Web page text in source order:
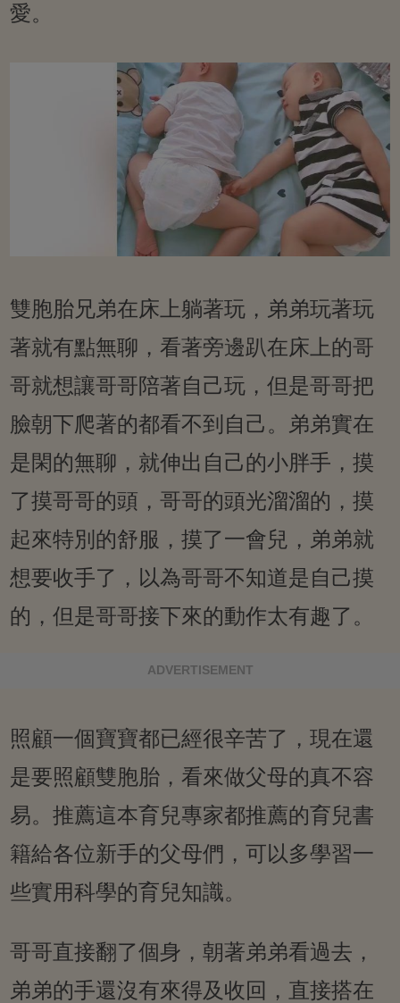
愛。
雙胞胎兄弟在床上躺著玩，弟弟玩著玩
著就有點無聊，看著旁邊趴在床上的哥
哥就想讓哥哥陪著自己玩，但是哥哥把
臉朝下爬著的都看不到自己。弟弟實在
是閑的無聊，就伸出自己的小胖手，摸
了摸哥哥的頭，哥哥的頭光溜溜的，摸
起來特別的舒服，摸了一會兒，弟弟就
想要收手了，以為哥哥不知道是自己摸
的，但是哥哥接下來的動作太有趣了。
ADVERTISEMENT
照顧一個寶寶都已經很辛苦了，現在還
是要照顧雙胞胎，看來做父母的真不容
易。推薦這本育兒專家都推薦的育兒書
籍給各位新手的父母們，可以多學習一
些實用科學的育兒知識。
哥哥直接翻了個身，朝著弟弟看過去，
弟弟的手還沒有來得及收回，直接搭在